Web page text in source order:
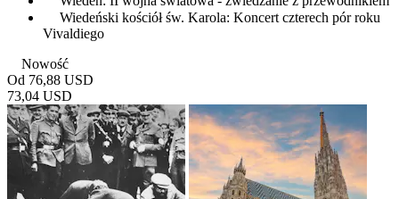
Wiedeński kościół św. Karola: Koncert czterech pór roku
Vivaldiego
Nowość
Od 76,88 USD
73,04 USD